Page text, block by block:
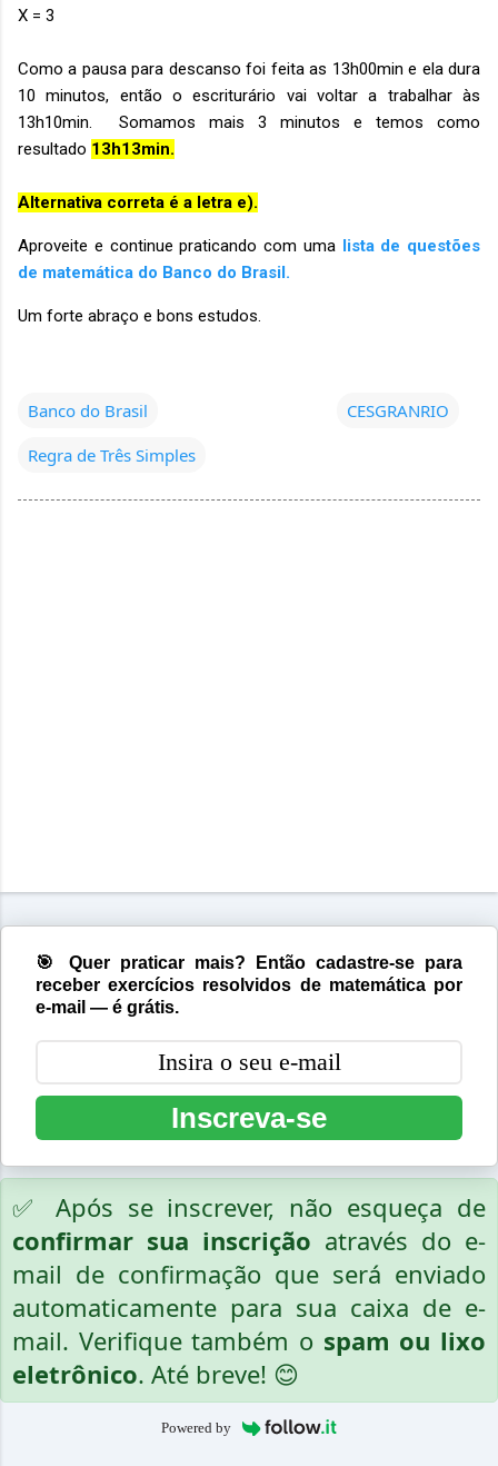
X = 3
Como a pausa para descanso foi feita as 13h00min e ela dura
10 minutos, então o escriturário vai voltar a trabalhar às
13h10min. Somamos mais 3 minutos e temos como
resultado 13h13min.
Alternativa correta é a letra e).
Aproveite e continue praticando com uma lista de questões
de matemática do Banco do Brasil.
Um forte abraço e bons estudos.
Banco do Brasil
CESGRANRIO
Regra de Três Simples
🎯 Quer praticar mais? Então cadastre-se para
receber exercícios resolvidos de matemática por
e-mail — é grátis.
Inscreva-se
✅ Após se inscrever, não esqueça de
confirmar sua inscrição através do e-
mail de confirmação que será enviado
automaticamente para sua caixa de e-
mail. Verifique também o spam ou lixo
eletrônico. Até breve! 😊
Powered by